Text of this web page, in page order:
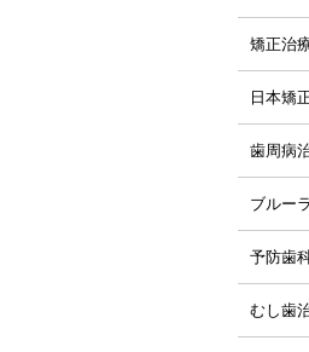
2024
2024
2024年
2024
2022
矯正治
日本矯
歯周病
ブルー
予防歯
むし歯